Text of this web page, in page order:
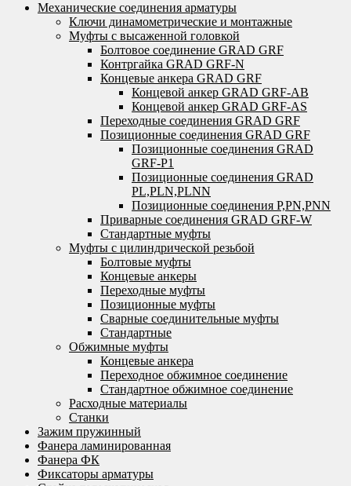
Механические соединения арматуры
Ключи динамометрические и монтажные
Муфты с высаженной головкой
Болтовое соединение GRAD GRF
Контргайка GRAD GRF-N
Концевые анкера GRAD GRF
Концевой анкер GRAD GRF-AB
Концевой анкер GRAD GRF-AS
Переходные соединения GRAD GRF
Позиционные соединения GRAD GRF
Позиционные соединения GRAD
GRF-P1
Позиционные соединения GRAD
PL,PLN,PLNN
Позиционные соединения P,PN,PNN
Приварные соединения GRAD GRF-W
Стандартные муфты
Муфты с цилиндрической резьбой
Болтовые муфты
Концевые анкеры
Переходные муфты
Позиционные муфты
Сварные соединительные муфты
Стандартные
Обжимные муфты
Концевые анкера
Переходное обжимное соединение
Стандартное обжимное соединение
Расходные материалы
Станки
Зажим пружинный
Фанера ламинированная
Фанера ФК
Фиксаторы арматуры